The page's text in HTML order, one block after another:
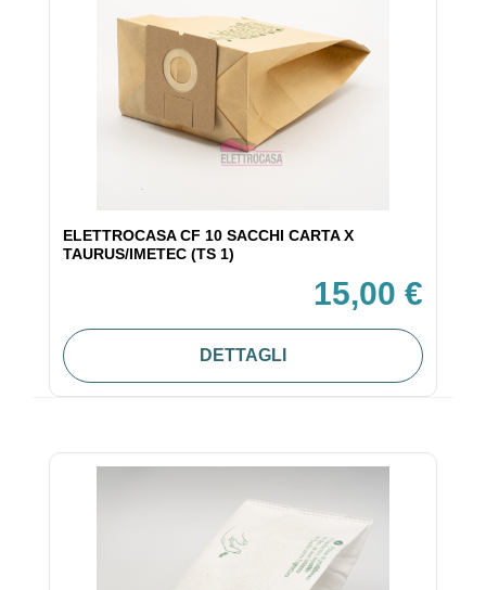
ELETTROCASA CF 10 SACCHI CARTA X
TAURUS/IMETEC (TS 1)
15,00 €
DETTAGLI